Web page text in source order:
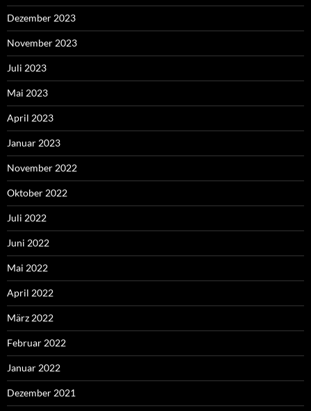
Dezember 2023
November 2023
Juli 2023
Mai 2023
April 2023
Januar 2023
November 2022
Oktober 2022
Juli 2022
Juni 2022
Mai 2022
April 2022
März 2022
Februar 2022
Januar 2022
Dezember 2021